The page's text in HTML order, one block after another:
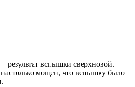
результат вспышки сверхновой.
мощен, что вспышку было